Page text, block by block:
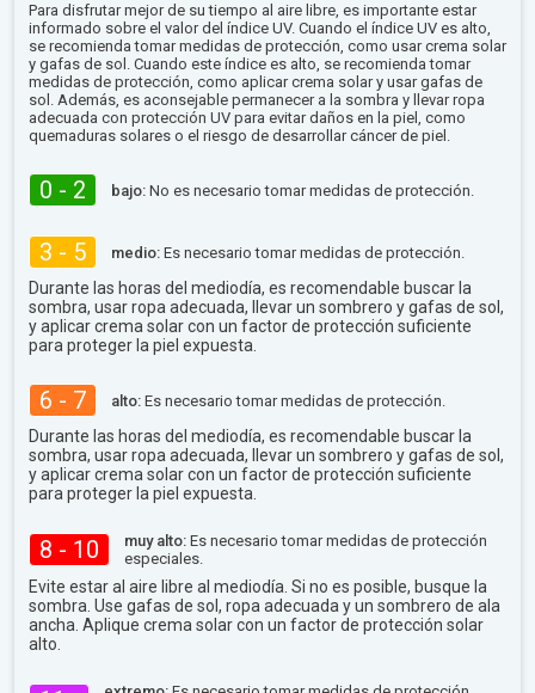
Para disfrutar mejor de su tiempo al aire libre, es importante estar
informado sobre el valor del índice UV. Cuando el índice UV es alto,
se recomienda tomar medidas de protección, como usar crema solar
y gafas de sol. Cuando este índice es alto, se recomienda tomar
medidas de protección, como aplicar crema solar y usar gafas de
sol. Además, es aconsejable permanecer a la sombra y llevar ropa
adecuada con protección UV para evitar daños en la piel, como
quemaduras solares o el riesgo de desarrollar cáncer de piel.
0 - 2 bajo: No es necesario tomar medidas de protección.
3 - 5 medio: Es necesario tomar medidas de protección.
Durante las horas del mediodía, es recomendable buscar la
sombra, usar ropa adecuada, llevar un sombrero y gafas de sol,
y aplicar crema solar con un factor de protección suficiente
para proteger la piel expuesta.
6 - 7 alto: Es necesario tomar medidas de protección.
Durante las horas del mediodía, es recomendable buscar la
sombra, usar ropa adecuada, llevar un sombrero y gafas de sol,
y aplicar crema solar con un factor de protección suficiente
para proteger la piel expuesta.
8 - 10 muy alto: Es necesario tomar medidas de protección
especiales.
Evite estar al aire libre al mediodía. Si no es posible, busque la
sombra. Use gafas de sol, ropa adecuada y un sombrero de ala
ancha. Aplique crema solar con un factor de protección solar
alto.